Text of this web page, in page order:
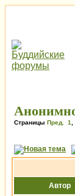
Страницы Пред. 1
Автор